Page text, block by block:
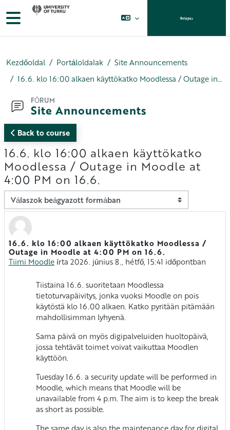
Tovább a fő tartalomhoz
Oldalpanel Belépés
Kezdőoldal Portáloldalak
Site Announcements
16.6. klo 16:00 alkaen käyttökatko Moodlessa / Outage in Moodle at 4:00 PM on 16.6.
FÓRUM
Site Announcements
Back to course
16.6. klo 16:00 alkaen käyttökatko
Moodlessa / Outage in Moodle at
4:00 PM on 16.6.
Megjelenítési mód
16.6. klo 16:00 alkaen käyttökatko Moodlessa /
Outage in Moodle at 4:00 PM on 16.6.
Tiimi Moodle írta 2026. június 8., hétfő, 15:41 időpontban
Válaszok szám: 0
Tiistaina 16.6. suoritetaan Moodlessa
tietoturvapäivitys, jonka vuoksi Moodle on pois
käytöstä klo 16.00 alkaen. Katko pyritään pitämään
mahdollisimman lyhyenä.
Sama päivä on myös digipalveluiden huoltopäivä,
jossa tehtävät toimet voivat vaikuttaa Moodlen
käyttöön.
Tuesday 16.6. a security update will be performed in
Moodle, which means that Moodle will be
unavailable from 4 p.m. The aim is to keep the break
as short as possible.